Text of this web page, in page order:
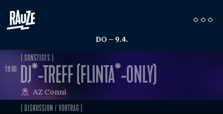
DO – 9.4.
19:00
( SONSTIGES )
DJ*-TREFF (FLINTA*-ONLY)
AZ Conni
( DISKUSSION / VORTRAG )